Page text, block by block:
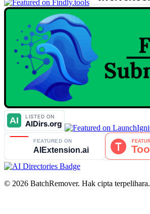
© 2026 BatchRemover. Hak cipta terpelihara.